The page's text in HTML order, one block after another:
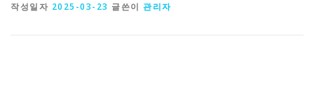
작성일자 2025-03-23 글쓴이 관리자